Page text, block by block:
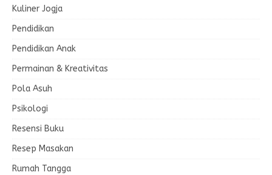
Kuliner Jogja
Pendidikan
Pendidikan Anak
Permainan & Kreativitas
Pola Asuh
Psikologi
Resensi Buku
Resep Masakan
Rumah Tangga